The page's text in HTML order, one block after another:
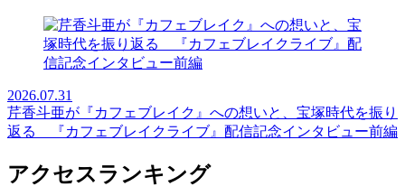
2026.07.31
芹香斗亜が『カフェブレイク』への想いと、宝塚時代を振り
返る 『カフェブレイクライブ』配信記念インタビュー前編
アクセスランキング